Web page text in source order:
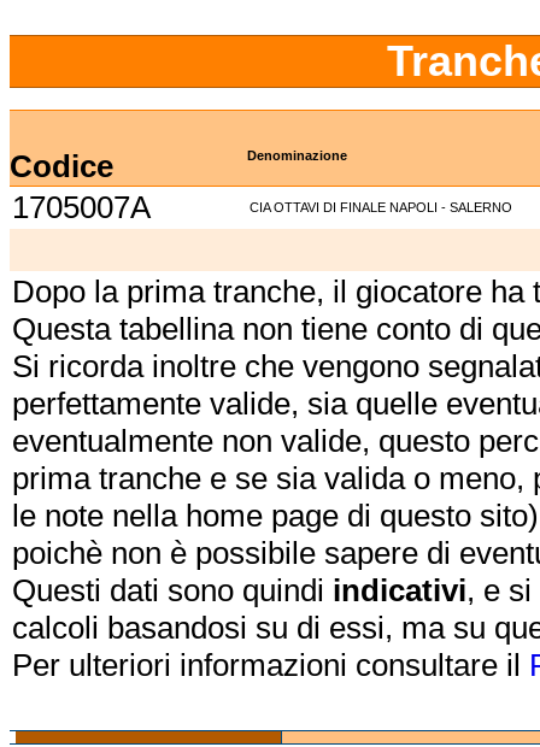
Codice Denominazione
1705007A CIA OTTAVI DI FINALE NAPOLI - SALERNO
Dopo la prima tranche, il giocatore
Questa tabellina non tiene conto di
Si ricorda inoltre che vengono
perfettamente valide, sia quelle
eventualmente non valide, questo
prima tranche e se sia valida o
le note nella home page di questo
poichè non è possibile sapere di
Questi dati sono quindi indicativi, e
calcoli basandosi su di essi, ma su
Per ulteriori informazioni consultare il